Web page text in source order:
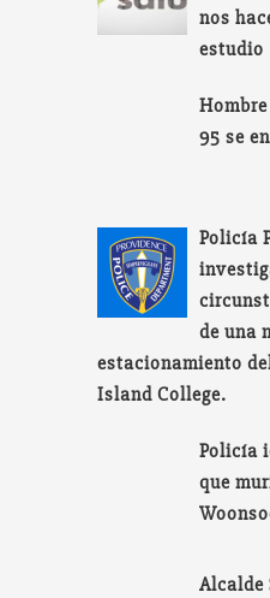
nos
estudio
95 se
Policía
de una
estacionamiento
Island College.
Policía
que
Alcalde